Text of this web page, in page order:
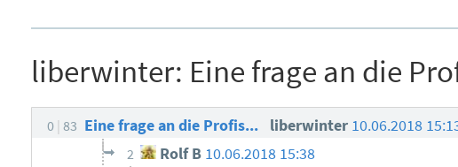
liberwinter: Eine frage an die
0 83 Eine frage an die Profis... liberwinter 10.06.2018
2 Rolf B 10.06.2018 15:38